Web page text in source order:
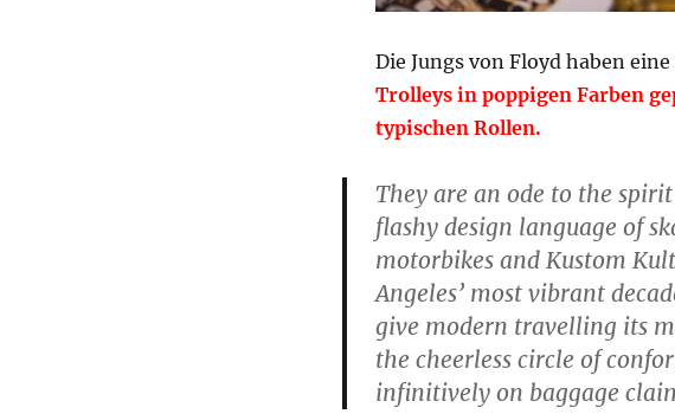
Die Jungs von Floyd haben
Trolleys in poppigen Farben
typischen Rollen.
They are an ode to the
flashy design language of
motorbikes and Kustom
Angeles’ most vibrant
give modern travelling its
the cheerless circle of
infinitively on baggage